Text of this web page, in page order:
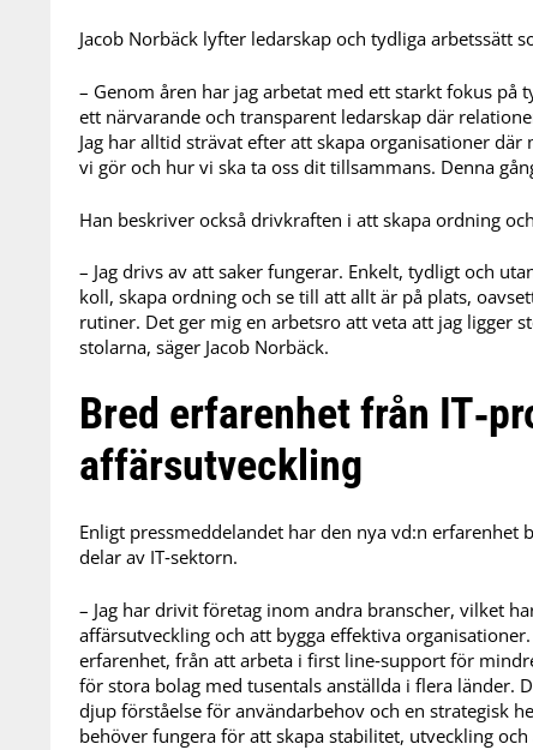
Jacob Norbäck lyfter ledarskap och tydliga arbetssätt
– Genom åren har jag arbetat med ett starkt fokus på
ett närvarande och transparent ledarskap där
Jag har alltid strävat efter att skapa organisationer
vi gör och hur vi ska ta oss dit tillsammans. Denna
Han beskriver också drivkraften i att skapa ordning
– Jag drivs av att saker fungerar. Enkelt, tydligt och
koll, skapa ordning och se till att allt är på plats,
rutiner. Det ger mig en arbetsro att veta att jag ligger
stolarna, säger Jacob Norbäck.
Bred erfarenhet från
affärsutveckling
Enligt pressmeddelandet har den nya vd:n erfarenhet
delar av IT‑sektorn.
– Jag har drivit företag inom andra branscher, vilket
affärsutveckling och att bygga effektiva
erfarenhet, från att arbeta i first line‑support för
för stora bolag med tusentals anställda i flera länder.
djup förståelse för användarbehov och en strategisk
behöver fungera för att skapa stabilitet, utveckling och